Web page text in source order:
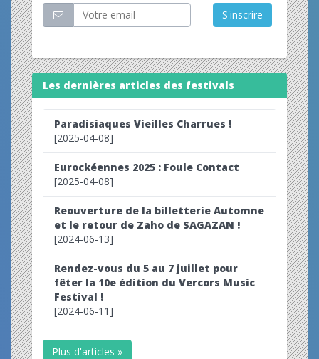
S'inscrire
Les dernières articles des festivals
Paradisiaques Vieilles Charrues !
[2025-04-08]
Eurockéennes 2025 : Foule Contact
[2025-04-08]
Reouverture de la billetterie Automne
et le retour de Zaho de SAGAZAN !
[2024-06-13]
Rendez-vous du 5 au 7 juillet pour
fêter la 10e édition du Vercors Music
Festival !
[2024-06-11]
Plus d'articles »